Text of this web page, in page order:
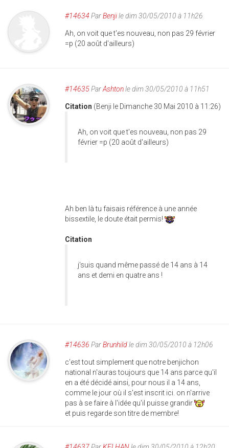
#14634 ParBenjile dim 30/05/2010 à 11h26
Ah, on voit que t'es nouveau, non pas 29 février
=p (20 août d'ailleurs)
#14635ParAshtonle dim 30/05/2010 à 11h51
Citation (Benji le Dimanche 30 Mai 2010 à 11:26)
Ah, on voit que t'es nouveau, non pas 29
février =p (20 août d'ailleurs)
Ah ben là tu faisais référence à une année
bissextile, le doute était permis!
Citation
j'suis quand même passé de 14 ans à 14
ans et demi en quatre ans !
#14636 ParBrunhildle dim 30/05/2010 à 12h06
c'est tout simplement que notre benjichon
national n'auras toujours que 14 ans parce qu'il
en a été décidé ainsi, pour nous il a 14 ans,
comme le jour où il s'est inscrit ici. on n'arrive
pas à se faire à l'idée qu'il puisse grandir
et puis regarde son titre de membre!